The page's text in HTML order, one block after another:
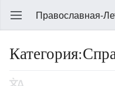
Православная-